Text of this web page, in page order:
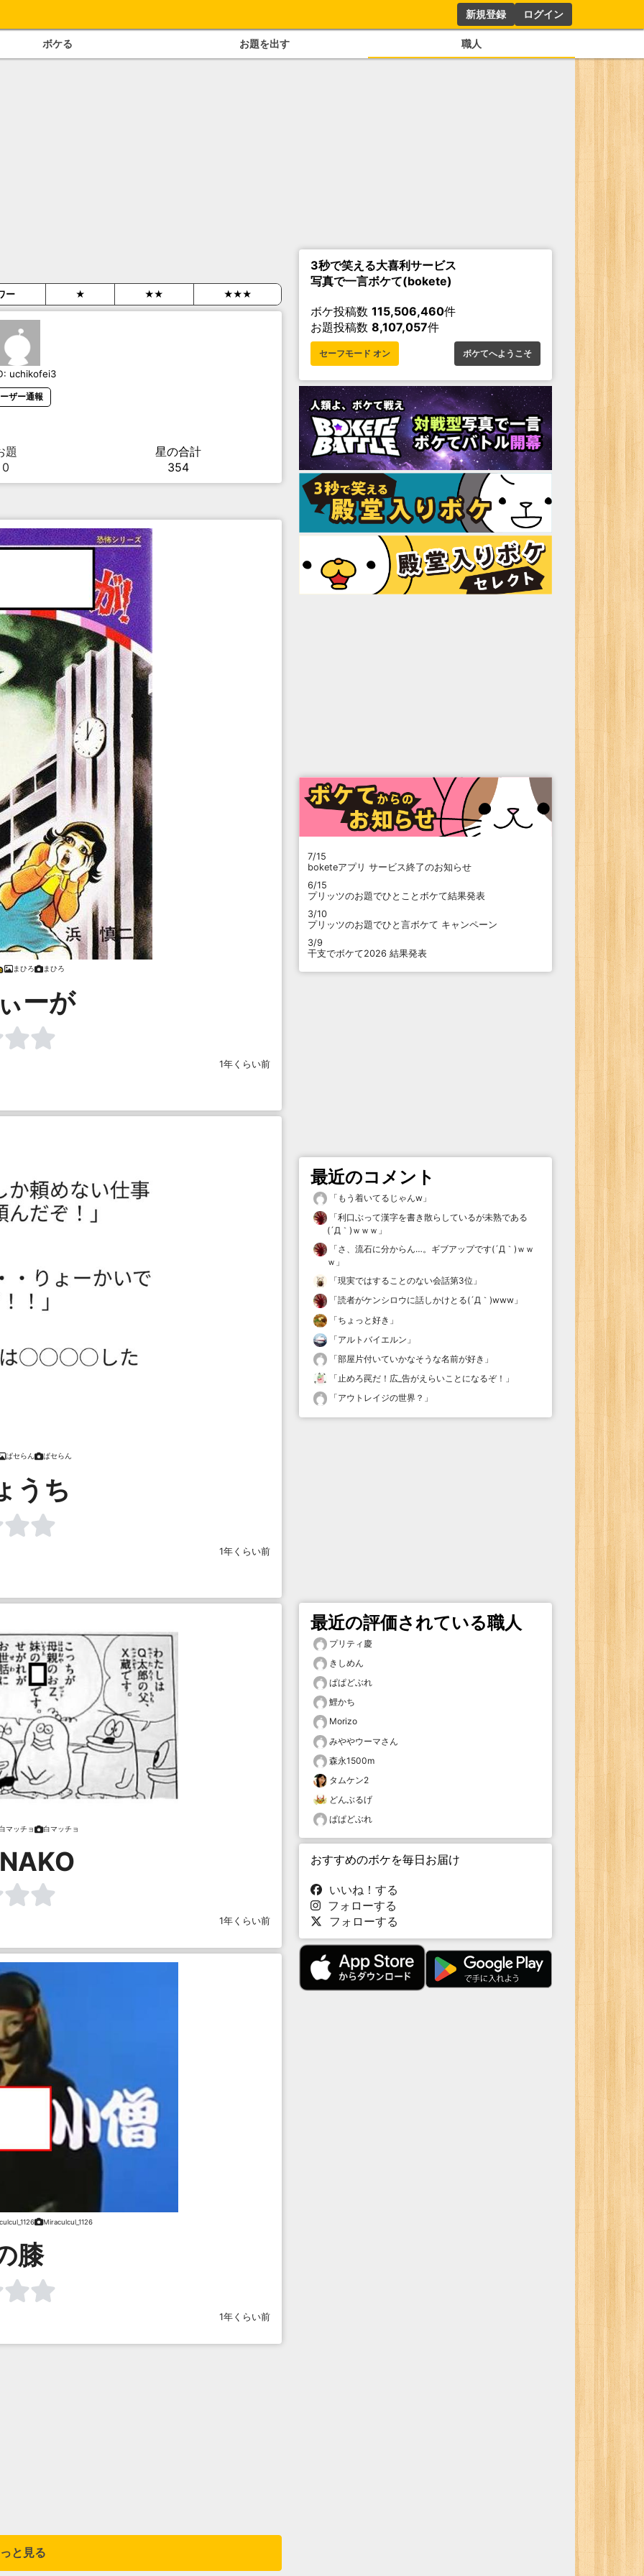
新規登録 ログイン
ボケる お題を出す 職人
ー ★ ★★ ★★★
uchikofei3
ザー通報
題
0
星の合計
354
まひろ まひろ
ーが
1年くらい前
ぱセらん ぱセらん
うち
1年くらい前
マッチョ 白マッチョ
1年くらい前
Miraculcul_1126
膝
1年くらい前
と見る
3秒で笑える大喜利サービス
写真で一言ボケて(bokete)
ボケ投稿数 115,506,460件
お題投稿数 8,107,057件
セーフモード オン ボケてへようこそ
7/15
boketeアプリ サービス終了のお知らせ
6/15
プリッツのお題でひとことボケて結果発表
3/10
プリッツのお題でひと言ボケて キャンペーン
3/9
干支でボケて2026 結果発表
最近のコメント
「 もう着いてるじゃんw 」
「利口ぶって漢字を書き散らしているが未熟である
(´Д｀)ｗｗｗ 」
「さ、流石に分からん…。ギブアップです(´Д｀)ｗｗ
ｗ 」
「現実ではすることのない会話第3位 」
「読者がケンシロウに話しかけとる(´Д｀)www 」
「ちょっと好き 」
「アルトバイエルン 」
「部屋片付いていかなそうな名前が好き 」
「止めろ罠だ！広_告がえらいことになるぞ！ 」
「アウトレイジの世界？ 」
最近の評価されている職人
プリティ慶
きしめん
ぱぱどぶれ
鯉かち
Morizo
みややウーマさん
森永1500m
タムケン2
どんぶるげ
ぱぱどぶれ
おすすめのボケを毎日お届け
いいね！する
フォローする
フォローする